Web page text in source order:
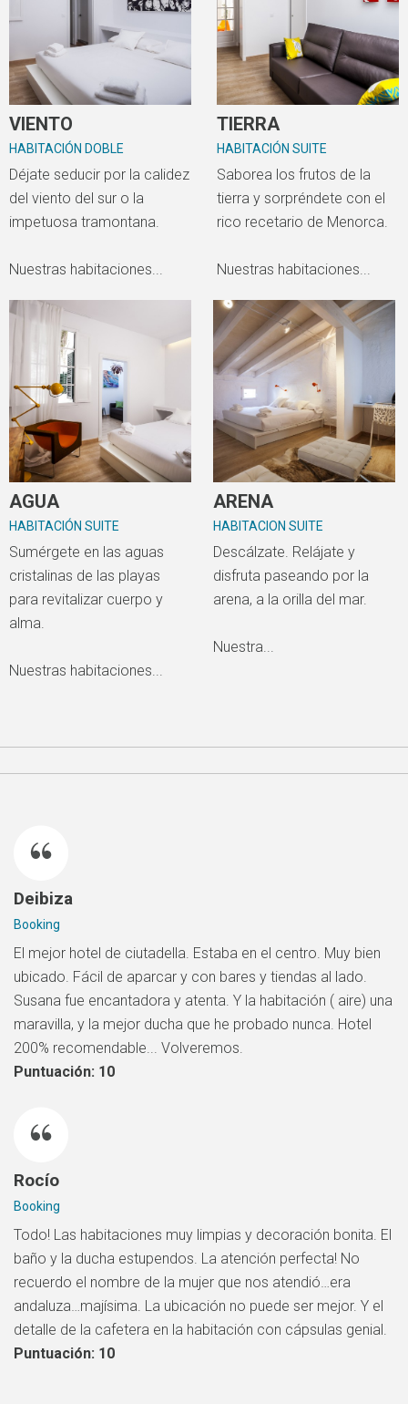
VIENTO
HABITACIÓN DOBLE
Déjate seducir por la calidez
del viento del sur o la
impetuosa tramontana.
Nuestras habitaciones...
TIERRA
HABITACIÓN SUITE
Saborea los frutos de la
tierra y sorpréndete con el
rico recetario de Menorca.
Nuestras habitaciones...
AGUA
HABITACIÓN SUITE
Sumérgete en las aguas
cristalinas de las playas
para revitalizar cuerpo y
alma.
Nuestras habitaciones...
ARENA
HABITACION SUITE
Descálzate. Relájate y
disfruta paseando por la
arena, a la orilla del mar.
Nuestra...
Deibiza
Booking
El mejor hotel de ciutadella. Estaba en el centro. Muy bien
ubicado. Fácil de aparcar y con bares y tiendas al lado.
Susana fue encantadora y atenta. Y la habitación ( aire) una
maravilla, y la mejor ducha que he probado nunca. Hotel
200% recomendable... Volveremos.
Puntuación: 10
Rocío
Booking
Todo! Las habitaciones muy limpias y decoración bonita. El
baño y la ducha estupendos. La atención perfecta! No
recuerdo el nombre de la mujer que nos atendió…era
andaluza…majísima. La ubicación no puede ser mejor. Y el
detalle de la cafetera en la habitación con cápsulas genial.
Puntuación: 10